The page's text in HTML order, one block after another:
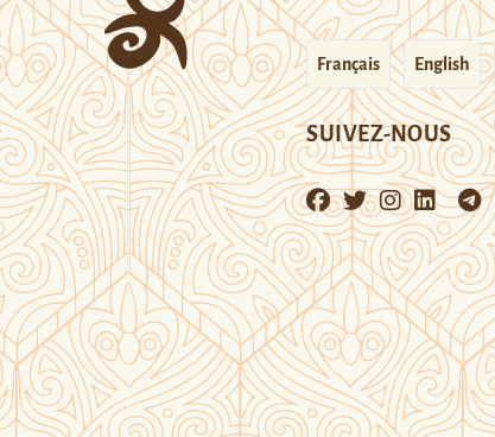
Français English
SUIVEZ-NOUS